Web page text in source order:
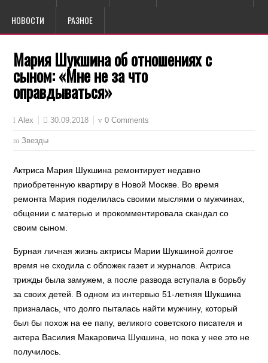
НОВОСТИ РАЗНОЕ
Мария Шукшина об отношениях с
сыном: «Мне не за что
оправдываться»
Alex 30.09.2018 0 Comments
Звезды
Актриса Мария Шукшина ремонтирует недавно
приобретенную квартиру в Новой Москве. Во время
ремонта Мария поделилась своими мыслями о мужчинах,
общении с матерью и прокомментировала скандал со
своим сыном.
Бурная личная жизнь актрисы Марии Шукшиной долгое
время не сходила с обложек газет и журналов. Актриса
трижды была замужем, а после развода вступала в борьбу
за своих детей. В одном из интервью 51-летняя Шукшина
призналась, что долго пыталась найти мужчину, который
был бы похож на ее папу, великого советского писателя и
актера Василия Макаровича Шукшина, но пока у нее это не
получилось.